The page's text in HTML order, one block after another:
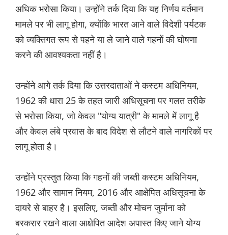
अधिक भरोसा किया। उन्होंने तर्क दिया कि यह निर्णय वर्तमान
मामले पर भी लागू होगा, क्योंकि भारत आने वाले विदेशी पर्यटक
को व्यक्तिगत रूप से पहने या ले जाने वाले गहनों की घोषणा
करने की आवश्यकता नहीं है।
उन्होंने आगे तर्क दिया कि उत्तरदाताओं ने कस्टम अधिनियम,
1962 की धारा 25 के तहत जारी अधिसूचना पर गलत तरीके
से भरोसा किया, जो केवल "योग्य यात्री" के मामले में लागू है
और केवल लंबे प्रवास के बाद विदेश से लौटने वाले नागरिकों पर
लागू होता है।
उन्होंने प्रस्तुत किया कि गहनों की जब्ती कस्टम अधिनियम,
1962 और सामान नियम, 2016 और आक्षेपित अधिसूचना के
दायरे से बाहर है। इसलिए, जब्ती और मोचन जुर्माना को
बरकरार रखने वाला आक्षेपित आदेश अपास्त किए जाने योग्य